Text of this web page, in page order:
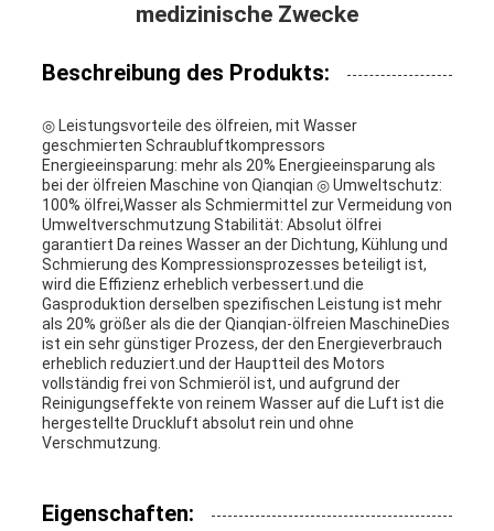
medizinische Zwecke
Beschreibung des Produkts:
◎ Leistungsvorteile des ölfreien, mit Wasser
geschmierten Schraubluftkompressors
Energieeinsparung: mehr als 20% Energieeinsparung als
bei der ölfreien Maschine von Qianqian ◎ Umweltschutz:
100% ölfrei,Wasser als Schmiermittel zur Vermeidung von
Umweltverschmutzung Stabilität: Absolut ölfrei
garantiert Da reines Wasser an der Dichtung, Kühlung und
Schmierung des Kompressionsprozesses beteiligt ist,
wird die Effizienz erheblich verbessert.und die
Gasproduktion derselben spezifischen Leistung ist mehr
als 20% größer als die der Qianqian-ölfreien MaschineDies
ist ein sehr günstiger Prozess, der den Energieverbrauch
erheblich reduziert.und der Hauptteil des Motors
vollständig frei von Schmieröl ist, und aufgrund der
Reinigungseffekte von reinem Wasser auf die Luft ist die
hergestellte Druckluft absolut rein und ohne
Verschmutzung.
Eigenschaften: